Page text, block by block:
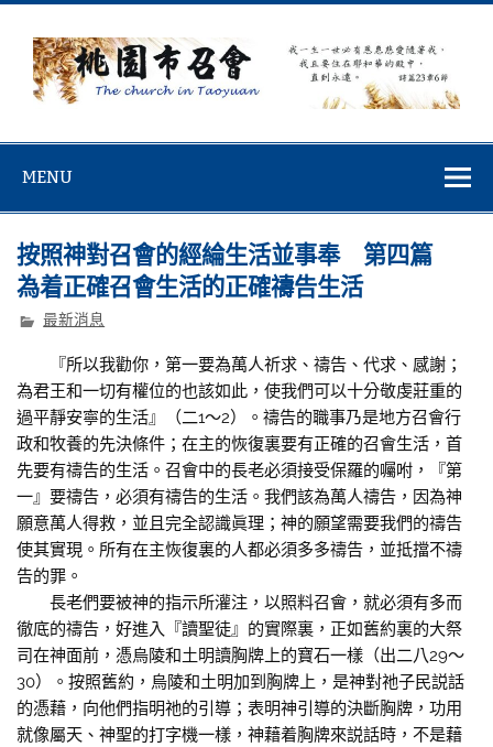
Skip
content
MENU
按照神對召會的經綸生活並事奉 第四篇
為着正確召會生活的正確禱告生活
最新消息
『所以我勸你，第一要為萬人祈求、禱告、代求、感謝；
為君王和一切有權位的也該如此，使我們可以十分敬虔莊重的
過平靜安寧的生活』（二1～2）。禱告的職事乃是地方召會行
政和牧養的先決條件；在主的恢復裏要有正確的召會生活，首
先要有禱告的生活。召會中的長老必須接受保羅的囑咐，『第
一』要禱告，必須有禱告的生活。我們該為萬人禱告，因為神
願意萬人得救，並且完全認識眞理；神的願望需要我們的禱告
使其實現。所有在主恢復裏的人都必須多多禱告，並抵擋不禱
告的罪。
長老們要被神的指示所灌注，以照料召會，就必須有多而
徹底的禱告，好進入『讀聖徒』的實際裏，正如舊約裏的大祭
司在神面前，憑烏陵和土明讀胸牌上的寶石一樣（出二八29～
30）。按照舊約，烏陵和土明加到胸牌上，是神對祂子民説話
的憑藉，向他們指明祂的引導；表明神引導的決斷胸牌，功用
就像屬天、神聖的打字機一樣，神藉着胸牌來説話時，不是藉